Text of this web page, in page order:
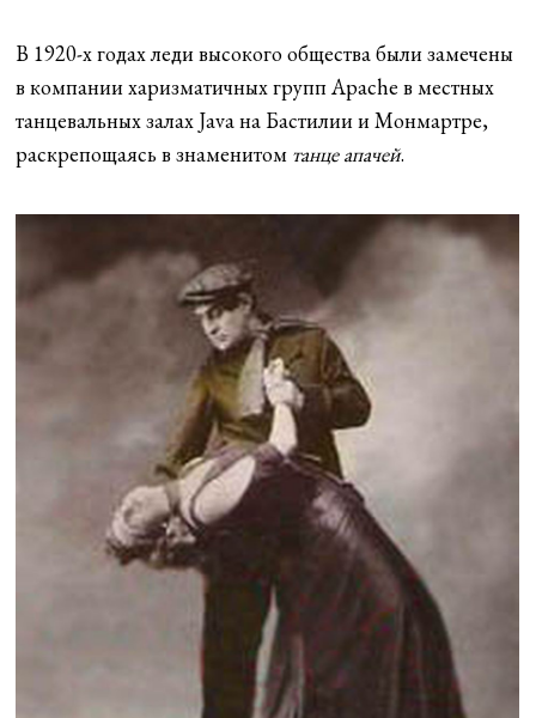
В 1920-х годах леди высокого общества были замечены
в компании харизматичных групп Apache в местных
танцевальных залах Java на Бастилии и Монмартре,
раскрепощаясь в знаменитом танце апачей.